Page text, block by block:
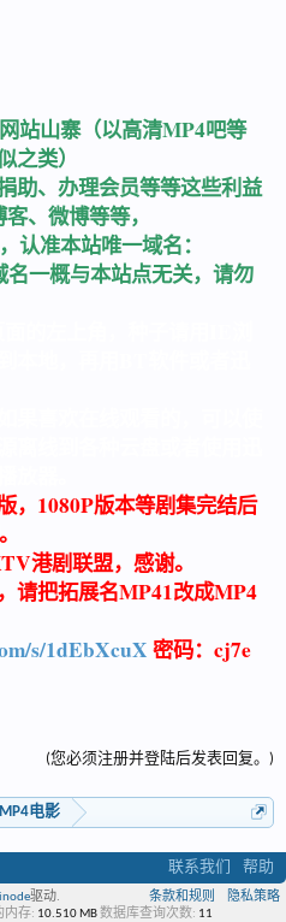
站山寨（以高清MP4吧等
类）
助、办理会员等等这些利益
、微博等等，
认准本站唯一域名：
名一概与本站点无关，请勿
的左上角，种子请用IE浏
，1080P版本等剧集完结后
港剧联盟，感谢。
请把拓展名MP41改成MP4
s/1dEbXcuX 密码：cj7e
(您必须注册并登陆后发表回复。)
MP4电影
联系我们 帮助
条款和规则 隐私策略
驱动.
内存: 10.510 MB 数据库查询次数: 11